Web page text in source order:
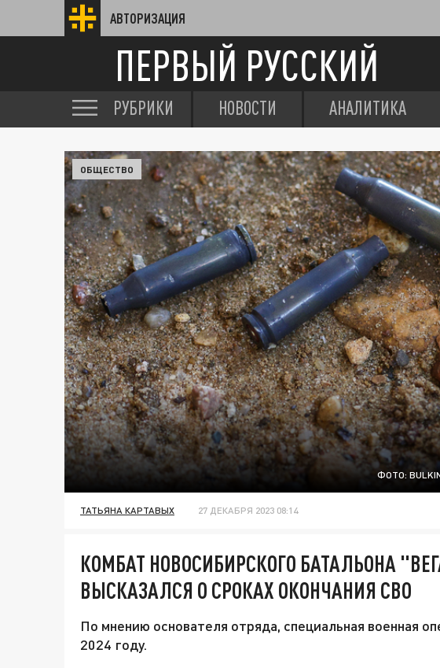
АВТОРИЗАЦИЯ
ПЕРВЫЙ РУССКИЙ
РУБРИКИ НОВОСТИ АНАЛИТИКА
ФОТО: BULKIN
ОБЩЕСТВО
ТАТЬЯНА КАРТАВЫХ 27 ДЕКАБРЯ 2023 08:14
КОМБАТ НОВОСИБИРСКОГО БАТАЛЬОНА
ВЫСКАЗАЛСЯ О СРОКАХ ОКОНЧАНИЯ СВО
По мнению основателя отряда, специальная военная
2024 году.